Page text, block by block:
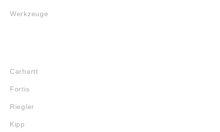
Werkzeuge
Carhartt
Fortis
Riegler
Kipp